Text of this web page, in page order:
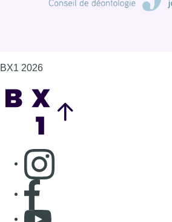
BX1 2026
Consulter page Instagram
Consulter page Facebook
Consulter Youtube